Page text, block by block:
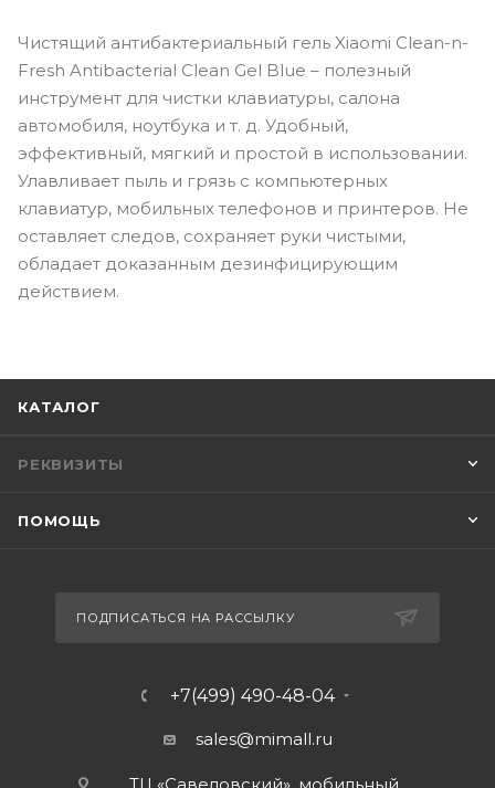
Чистящий антибактериальный гель Xiaomi Clean-n-
Fresh Antibacterial Clean Gel Blue – полезный
инструмент для чистки клавиатуры, салона
автомобиля, ноутбука и т. д. Удобный,
эффективный, мягкий и простой в использовании.
Улавливает пыль и грязь с компьютерных
клавиатур, мобильных телефонов и принтеров. Не
оставляет следов, сохраняет руки чистыми,
обладает доказанным дезинфицирующим
действием.
КАТАЛОГ
РЕКВИЗИТЫ
ПОМОЩЬ
ПОДПИСАТЬСЯ НА РАССЫЛКУ
+7(499) 490-48-04
sales@mimall.ru